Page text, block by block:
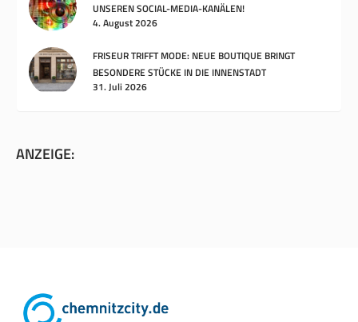
UNSEREN SOCIAL-MEDIA-KANÄLEN!
4. August 2026
FRISEUR TRIFFT MODE: NEUE BOUTIQUE BRINGT
BESONDERE STÜCKE IN DIE INNENSTADT
31. Juli 2026
ANZEIGE: